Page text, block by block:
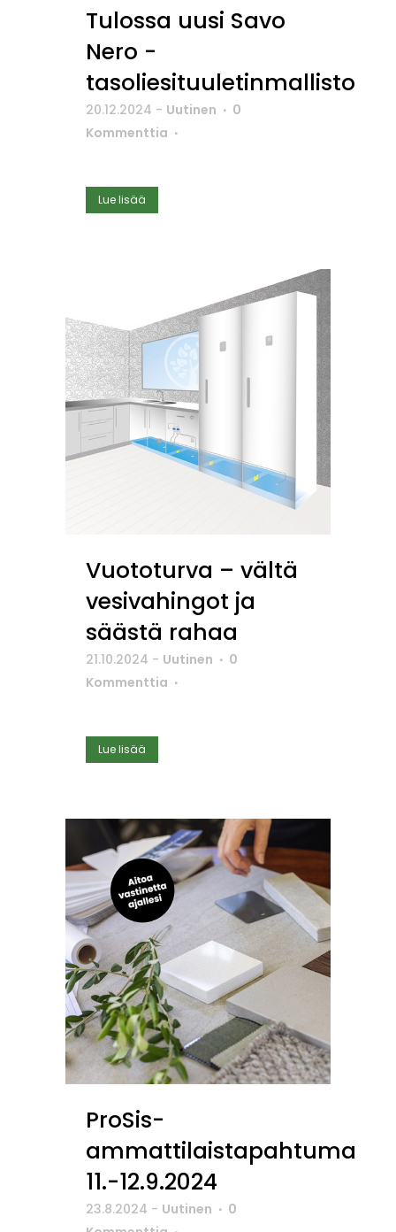
Tulossa uusi Savo
Nero -
tasoliesituuletinmallisto
20.12.2024 - Uutinen
0
Kommenttia
Lue lisää
Vuototurva – vältä
vesivahingot ja
säästä rahaa
21.10.2024 - Uutinen
0
Kommenttia
Lue lisää
ProSis-
ammattilaistapahtuma
11.-12.9.2024
23.8.2024 - Uutinen
0